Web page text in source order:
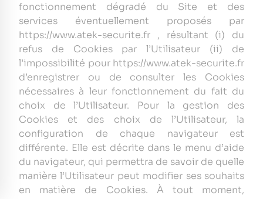
fonctionnement dégradé du Site et des
services éventuellement proposés par
https://www.atek-securite.fr , résultant (i) du
refus de Cookies par l’Utilisateur (ii) de
l’impossibilité pour https://www.atek-securite.fr
d’enregistrer ou de consulter les Cookies
nécessaires à leur fonctionnement du fait du
choix de l’Utilisateur. Pour la gestion des
Cookies et des choix de l’Utilisateur, la
configuration de chaque navigateur est
différente. Elle est décrite dans le menu d’aide
du navigateur, qui permettra de savoir de quelle
manière l’Utilisateur peut modifier ses souhaits
en matière de Cookies. À tout moment,